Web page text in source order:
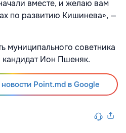
вместе, и желаю вам
по развитию Кишинева», —
муниципального советника
кандидат Ион Пшеняк.
Point.md в Google